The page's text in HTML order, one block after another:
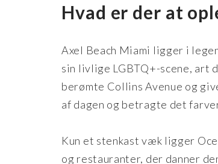
Hvad er der at
Axel Beach Miami ligger i
sin livlige LGBTQ+-scene, art
berømte Collins Avenue og
af dagen og betragte det
Kun et stenkast væk ligger
og restauranter, der danner